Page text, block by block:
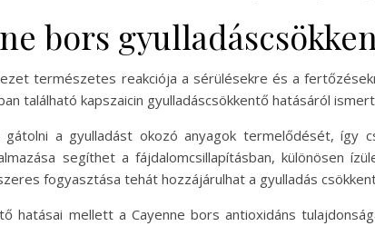
bors
természetes reakciója a sérülésekre és a
található kapszaicin gyulladáscsökkentő hatásáról
gátolni a gyulladást okozó anyagok termelődését,
segíthet a fájdalomcsillapításban, különösen
fogyasztása tehát hozzájárulhat a gyulladás
hatásai mellett a Cayenne bors antioxidáns